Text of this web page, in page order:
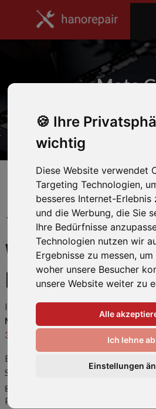
Ihre
wichtig
Diese Website verwendet
Targeting Technologien,
besseres Internet-Erlebnis
und die Werbung, die Sie
Ihre Bedürfnisse
Technologien nutzen wir
Ergebnisse zu messen,
woher unsere Besucher
unsere Website weiter zu
Alle
Ich lehne ab
Einstellungen
Moto
Home
← Zurück zum Hersteller
WIR
MOTO G8
Ihr Smartphone ist kaputt oder hat
Moto G8
wieder zum Laufen! Rufen
34082318
oder kommen Sie direkt
Eine
Sie weiter unten auf dieser Seite.
gelistet sein, kontaktieren Sie uns bitte.
Problem lösen!